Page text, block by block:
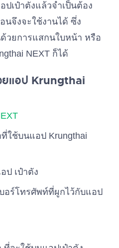
ปเป๋าตังแล้วจำเป็นต้อง
นจึงจะใช้งานได้ ซึ่ง
วยการแสกนใบหน้า หรือ
NEXT ก็ได้
ยแอป Krungthai
ใช้บนแอป Krungthai
ป เป๋าตัง
อร์โทรศัพท์ที่ผูกไว้กับแอป